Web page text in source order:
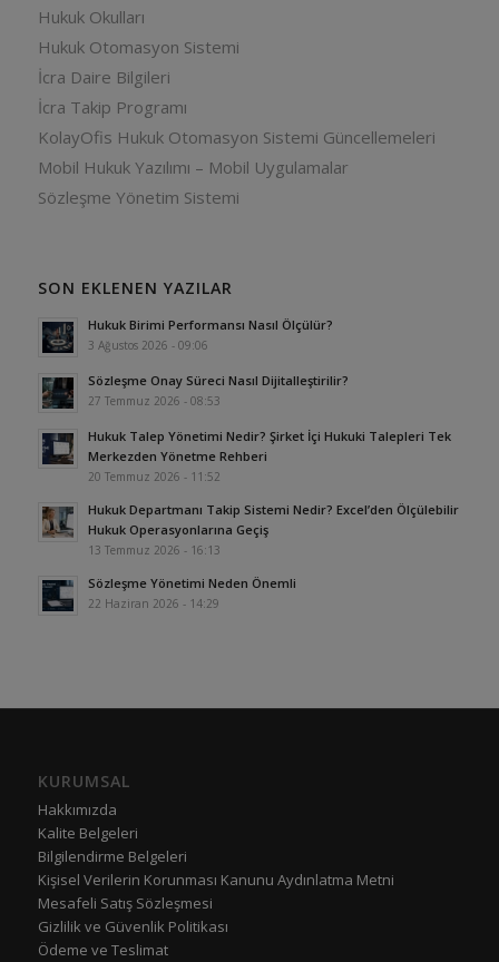
Hukuk Okulları
Hukuk Otomasyon Sistemi
İcra Daire Bilgileri
İcra Takip Programı
KolayOfis Hukuk Otomasyon Sistemi Güncellemeleri
Mobil Hukuk Yazılımı – Mobil Uygulamalar
Sözleşme Yönetim Sistemi
SON EKLENEN YAZILAR
Hukuk Birimi Performansı Nasıl Ölçülür?
3 Ağustos 2026 - 09:06
Sözleşme Onay Süreci Nasıl Dijitalleştirilir?
27 Temmuz 2026 - 08:53
Hukuk Talep Yönetimi Nedir? Şirket İçi Hukuki Talepleri Tek
Merkezden Yönetme Rehberi
20 Temmuz 2026 - 11:52
Hukuk Departmanı Takip Sistemi Nedir? Excel’den Ölçülebilir
Hukuk Operasyonlarına Geçiş
13 Temmuz 2026 - 16:13
Sözleşme Yönetimi Neden Önemli
22 Haziran 2026 - 14:29
KURUMSAL
Hakkımızda
Kalite Belgeleri
Bilgilendirme Belgeleri
Kişisel Verilerin Korunması Kanunu Aydınlatma Metni
Mesafeli Satış Sözleşmesi
Gizlilik ve Güvenlik Politikası
Ödeme ve Teslimat